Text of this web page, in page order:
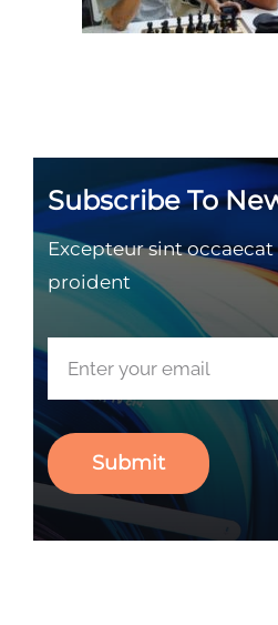
Subscribe To
Excepteur sint
proident
Submit